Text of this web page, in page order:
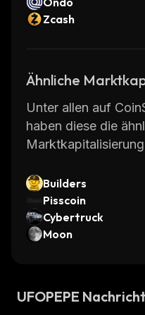
Zcash
Ähnliche
Unter allen auf
haben diese die
Builders
Pisscoin
Cybertruck
Moon
UFOPEPE